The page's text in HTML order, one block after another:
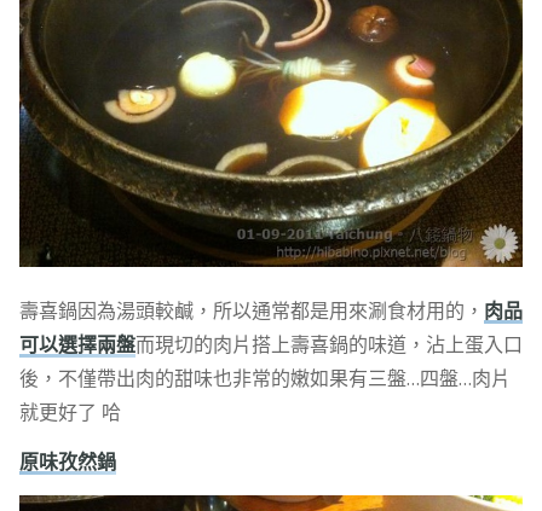
壽喜鍋因為湯頭較鹹，所以通常都是用來涮食材用的， 肉品
可以選擇兩盤而現切的肉片搭上壽喜鍋的味道，沾上蛋入口
後，不僅帶出肉的甜味也非常的嫩如果有三盤…四盤…肉片
就更好了 哈
原味孜然鍋